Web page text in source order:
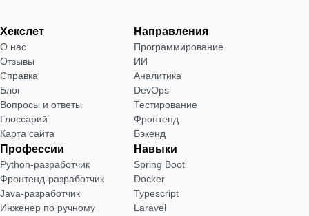
Хекслет
О нас
Отзывы
Справка
Блог
Вопросы и ответы
Глоссарий
Карта сайта
Направления
Программирование
ИИ
Аналитика
DevOps
Тестирование
Фронтенд
Бэкенд
Профессии
Python-разработчик
Фронтенд-разработчик
Java-разработчик
Инженер по ручному
Навыки
Spring Boot
Docker
Typescript
Laravel